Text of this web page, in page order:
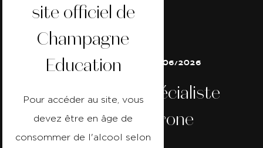
site officiel de
Champagne
Education
Pour accéder au site, vous
devez être en âge de
consommer de l'alcool selon
16/06/2026 au 17/06/2026
Champagne Spécialiste
Anglais - Vérone